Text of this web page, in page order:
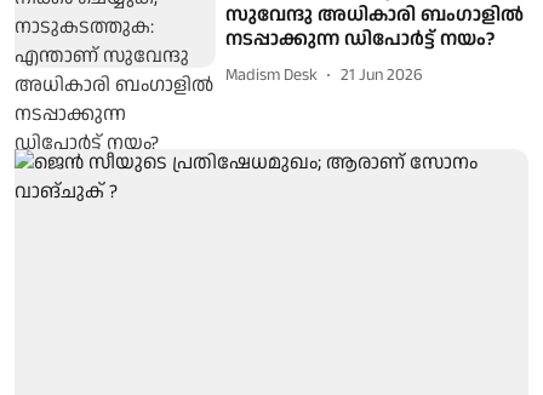
സുവേന്ദു അധികാരി ബംഗാളില്‍
നടപ്പാക്കുന്ന ഡിപോര്‍ട്ട് നയം?
Madism Desk 21 Jun 2026